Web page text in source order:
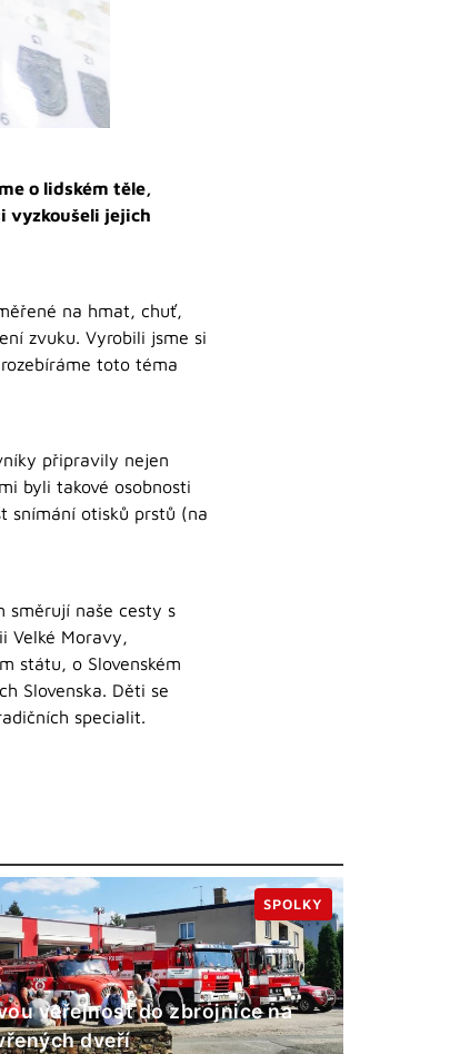
o lidském těle,
vyzkoušeli jejich
na hmat, chuť,
zvuku. Vyrobili jsme si
toto téma
připravily nejen
byli takové osobnosti
snímání otisků prstů (na
směrují naše cesty s
Velké Moravy,
státu, o Slovenském
Slovenska. Děti se
specialit.
veřejnost do zbrojnice na
dveří
SPOLKY